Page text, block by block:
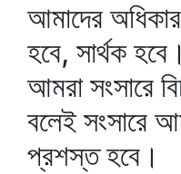
আমাদের
হবে, সার্থক
আমরা সংসারে
বলেই সংসারে
প্রশস্ত হবে।